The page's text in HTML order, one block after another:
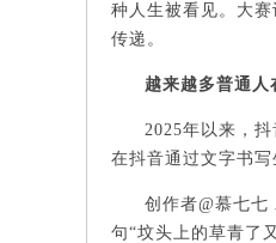
种人生被看见。大
传递。
越来越多普通人
2025年以来，
在抖音通过文字书
创作者@慕七七
句“坟头上的草青了